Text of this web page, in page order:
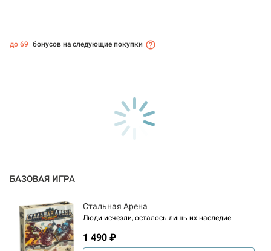
до 69 бонусов на следующие покупки
БАЗОВАЯ ИГРА
Стальная Арена
Люди исчезли, осталось лишь их наследие
1 490 ₽